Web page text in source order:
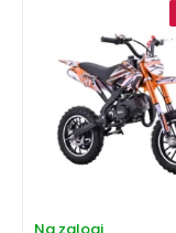
Na zalogi